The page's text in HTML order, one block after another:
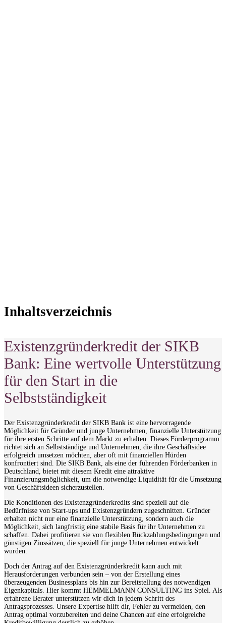
Inhaltsverzeichnis
Existenzgründerkredit der SIKB
Bank: Eine wertvolle Unterstützung
für den Start in die
Selbstständigkeit
Der Existenzgründerkredit der SIKB Bank ist eine hervorragende
Möglichkeit für Gründer und junge Unternehmen, finanzielle Unterstützung
für ihre ersten Schritte auf dem Markt zu erhalten. Dieses Förderprogramm
richtet sich an Selbstständige und Unternehmen, die ihre Geschäftsidee
erfolgreich umsetzen möchten, aber oft mit finanziellen Hürden
konfrontiert sind. Die SIKB Bank, als eine der führenden Förderbanken in
Deutschland, bietet mit diesem Kredit eine attraktive
Finanzierungsmöglichkeit, um die notwendige Liquidität für die Umsetzung
von Geschäftsideen sicherzustellen.
Die Konditionen des Existenzgründerkredits sind speziell auf die
Bedürfnisse von Start-ups und Existenzgründern zugeschnitten. Gründer
erhalten nicht nur eine finanzielle Unterstützung, sondern auch die
Möglichkeit, sich langfristig eine stabile Basis für ihr Unternehmen zu
schaffen. Dabei profitieren sie von flexiblen Rückzahlungsbedingungen und
günstigen Zinssätzen, die speziell für junge Unternehmen entwickelt
wurden.
Doch der Antrag auf den Existenzgründerkredit kann auch mit
Herausforderungen verbunden sein – von der Erstellung eines
überzeugenden Businessplans bis hin zur Bereitstellung des notwendigen
Eigenkapitals. Hier kommt HEMMELMANN CONSULTING ins Spiel. Als
erfahrene Berater unterstützen wir dich in jedem Schritt des
Antragsprozesses. Unsere Expertise hilft dir, Fehler zu vermeiden, den
Antrag optimal vorzubereiten und deine Chancen auf eine erfolgreiche